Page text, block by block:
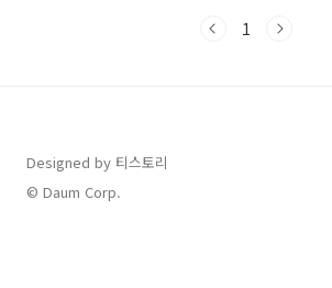
알고 있습니다. 특히 게임 방송을 하는 분들도 많이
1
Designed by 티스토리
© Daum Corp.